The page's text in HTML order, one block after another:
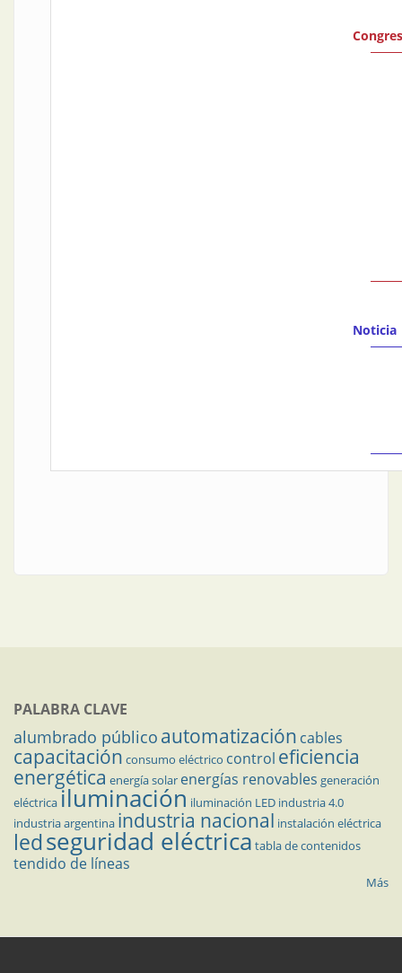
Noticia
PALABRA CLAVE
alumbrado público automatización cables
capacitación consumo eléctrico control eficiencia
energética energía solar energías renovables generación
eléctricailuminación iluminación LED industria 4.0
industria argentina industria nacional instalación eléctrica
ledseguridad eléctrica tabla de contenidos
tendido de líneas
Más